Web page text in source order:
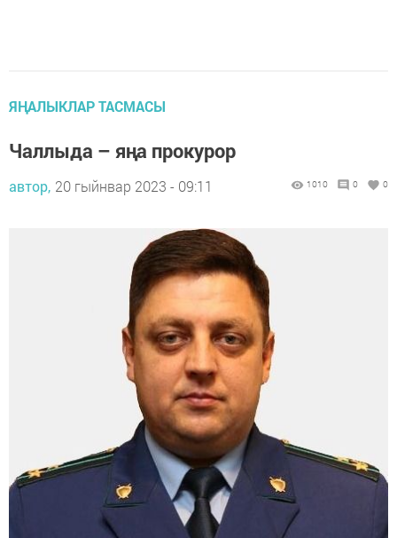
ЯҢАЛЫКЛАР ТАСМАСЫ
Чаллыда – яңа прокурор
автор, 20 гыйнвар 2023 - 09:11 1010 0 0